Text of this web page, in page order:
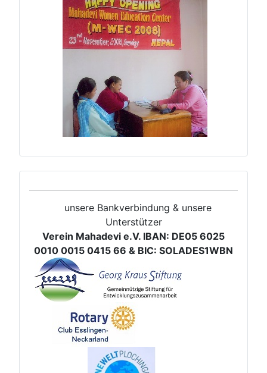
unsere Bankverbindung & unsere
Unterstützer
Verein Mahadevi e.V. IBAN: DE05 6025
0010 0015 0415 66 & BIC: SOLADES1WBN